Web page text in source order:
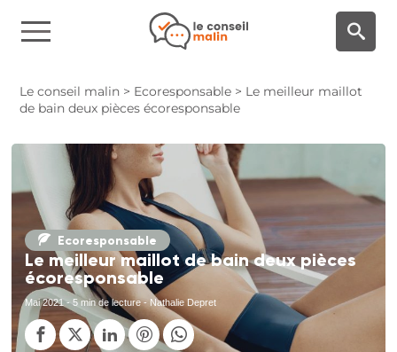
Le conseil malin > Ecoresponsable > Le meilleur maillot
de bain deux pièces écoresponsable
Ecoresponsable
Le meilleur maillot de bain deux pièces
écoresponsable
Mai 2021 - 5 min de lecture - Nathalie Depret